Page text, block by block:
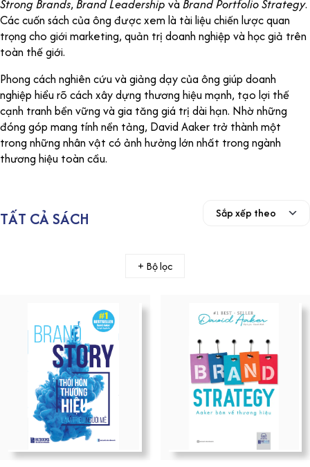
Strong Brands, Brand Leadership và Brand Portfolio Strategy.
Các cuốn sách của ông được xem là tài liệu chiến lược quan
trọng cho giới marketing, quản trị doanh nghiệp và học giả trên
toàn thế giới.
Phong cách nghiên cứu và giảng dạy của ông giúp doanh
nghiệp hiểu rõ cách xây dựng thương hiệu mạnh, tạo lợi thế
cạnh tranh bền vững và gia tăng giá trị dài hạn. Nhờ những
đóng góp mang tính nền tảng, David Aaker trở thành một
trong những nhân vật có ảnh hưởng lớn nhất trong ngành
thương hiệu toàn cầu.
TẤT CẢ SÁCH
+ Bộ lọc